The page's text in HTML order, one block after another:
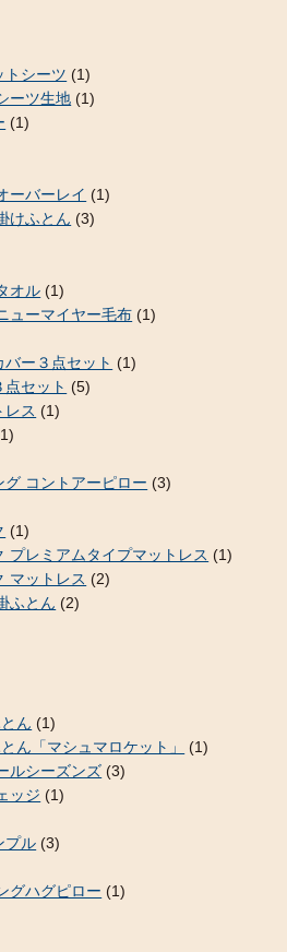
シーツ (1)
ーツ生地 (1)
(1)
ーバーレイ (1)
けふとん (3)
オル (1)
ューマイヤー毛布 (1)
ー３点セット (1)
セット (5)
レス (1)
コントアーピロー (3)
(1)
プレミアムタイプマットレス (1)
マットレス (2)
ふとん (2)
ん (1)
ん「マシュマロケット」
(1)
ルシーズンズ (3)
ッジ (1)
プル (3)
グハグピロー (1)